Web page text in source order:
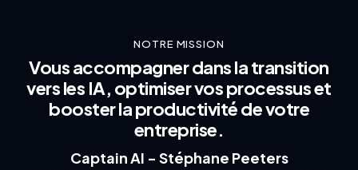
NOTRE MISSION
Vous accompagner dans la transition
vers les IA, optimiser vos processus et
booster la productivité de votre
entreprise.
Captain AI - Stéphane Peeters